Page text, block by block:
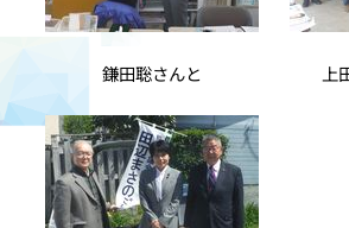
鎌田聡さんと 上